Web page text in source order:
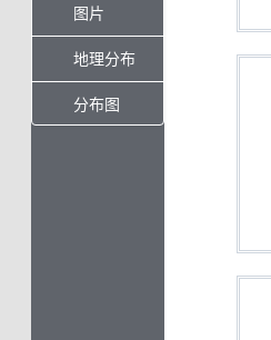
图片
地理分布
分布图